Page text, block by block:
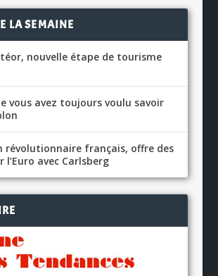
LA SEMAINE
nouvelle étape de tourisme
vous avez toujours voulu savoir
révolutionnaire français, offre des
l’Euro avec Carlsberg